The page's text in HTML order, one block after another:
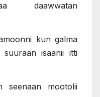
daawwatan
kun galma
suuraan isaanii itti
seenaan mootolii